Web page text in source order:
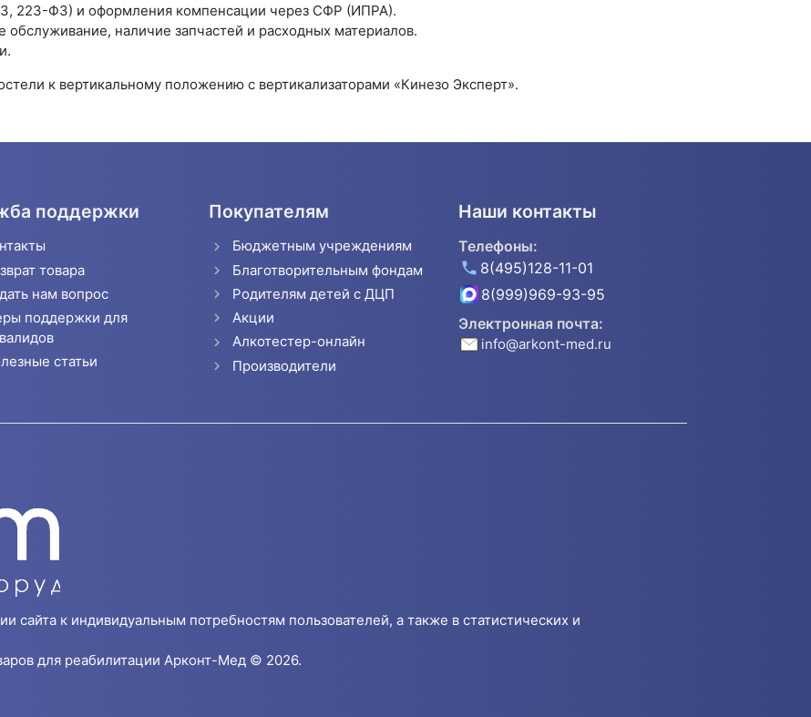
223-ФЗ) и оформления компенсации через СФР (ИПРА).
обслуживание, наличие запчастей и расходных материалов.
к вертикальному положению с вертикализаторами «Кинезо Эксперт».
поддержки
товара
нам вопрос
поддержки для
статьи
Покупателям
Бюджетным учреждениям
Благотворительным фондам
Родителям детей с ДЦП
Акции
Алкотестер-онлайн
Производители
Наши контакты
Телефоны:
8(495)128-11-01
8(999)969-93-95
Электронная почта:
info@arkont-med.ru
сайта к индивидуальным потребностям пользователей, а также в статистических и
для реабилитации Арконт-Мед © 2026.